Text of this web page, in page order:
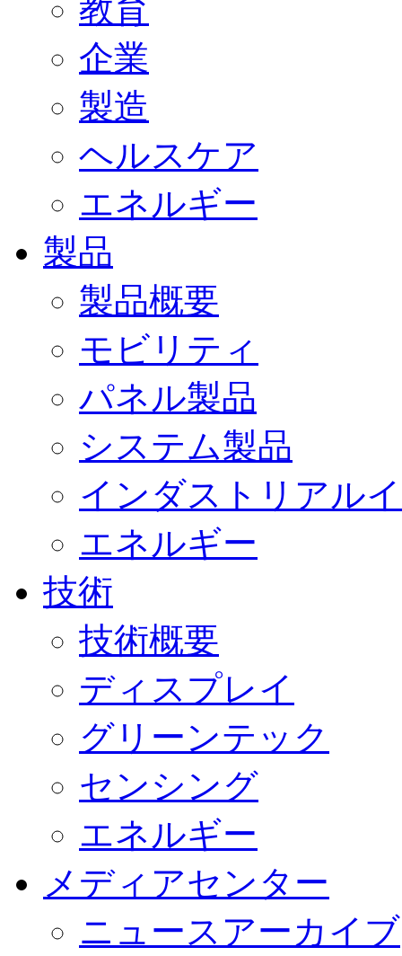
教育
企業
製造
ヘルスケア
エネルギー
製品
製品概要
モビリティ
パネル製品
システム製品
インダストリアル
エネルギー
技術
技術概要
ディスプレイ
グリーンテック
センシング
エネルギー
メディアセンター
ニュースアーカイブ